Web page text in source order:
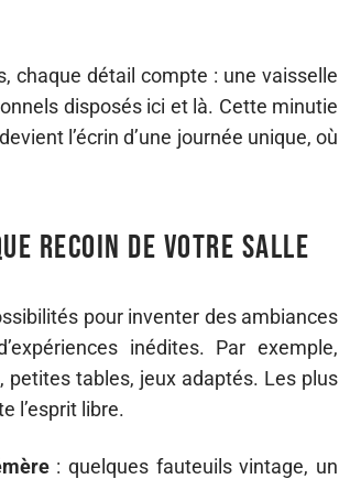
chaque détail compte : une vaisselle
disposés ici et là. Cette minutie
l’écrin d’une journée unique, où
recoin de votre salle
pour inventer des ambiances
inédites. Par exemple,
tables, jeux adaptés. Les plus
l’esprit libre.
: quelques fauteuils vintage, un